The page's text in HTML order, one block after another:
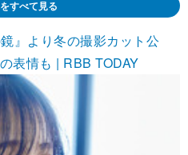
すべて見る
』より冬の撮影カット公
表情も | RBB TODAY